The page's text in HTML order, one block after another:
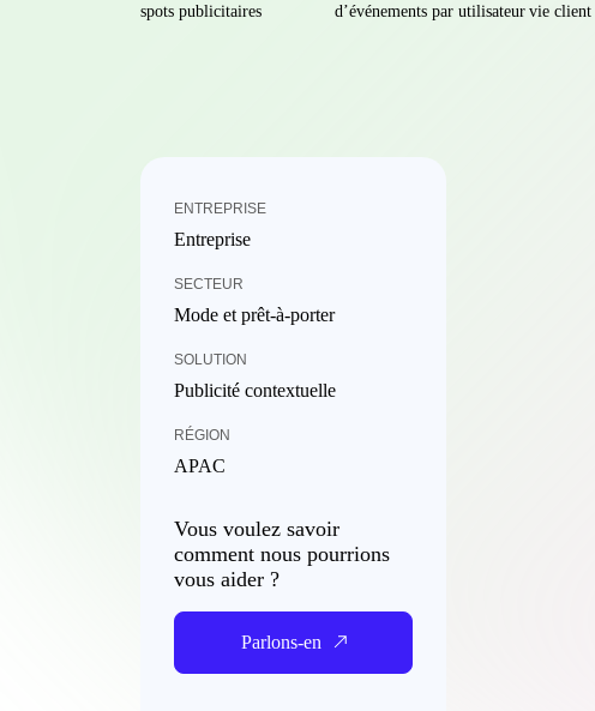
spots publicitaires
d’événements par utilisateur vie client
ENTREPRISE
Entreprise
SECTEUR
Mode et prêt-à-porter
SOLUTION
Publicité contextuelle
RÉGION
APAC
Vous voulez savoir
comment nous pourrions
vous aider ?
Parlons-en